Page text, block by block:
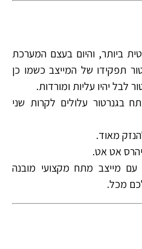
ביותר, והיום בעצם המערכת
תפקידו של המייצב כשמו כן
לבל יהיו עליות ומורדות.
בגנרטור עלולים לקרות שני
עם מייצב מתח מקצועי מובנה
מכל.